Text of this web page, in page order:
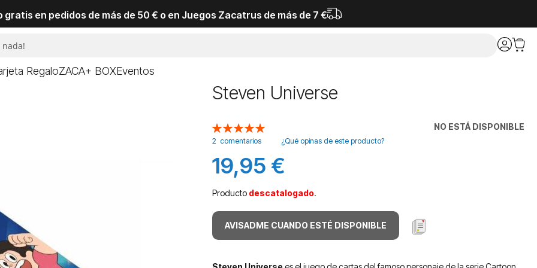
gratis en pedidos de más de 50 € o en Juegos Zacatrus de más de 7 €
RegaloZACA+ BOXEventos
Steven Universe
NO ESTÁ DISPONIBLE
Valoración:
100
% of100
2 comentarios ¿Qué opinas de este producto?
19,95 €
Producto descatalogado.
AVISADME CUANDO ESTÉ DISPONIBLE